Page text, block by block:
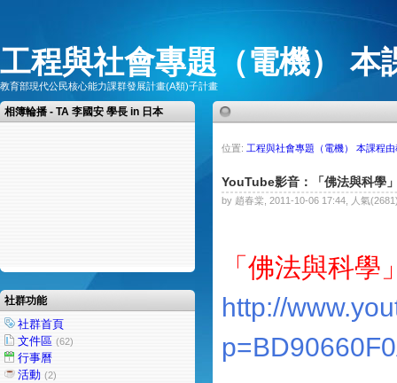
工程與社會專題（電機） 本
教育部現代公民核心能力課群發展計畫(A類)子計畫
相簿輪播 - TA 李國安 學長 in 日本
社群功能
社群首頁
文件區 (62)
行事曆
活動 (2)
位置: 工程與社會專題（電機） 本課程
YouTube影音：「佛法與科學
by 趙春棠, 2011-10-06 17:44, 人氣
「佛法與科
http://